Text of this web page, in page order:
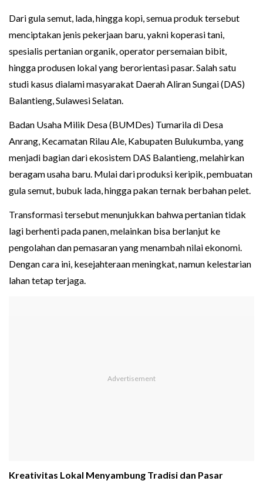
Dari gula semut, lada, hingga kopi, semua produk tersebut
menciptakan jenis pekerjaan baru, yakni koperasi tani,
spesialis pertanian organik, operator persemaian bibit,
hingga produsen lokal yang berorientasi pasar. Salah satu
studi kasus dialami masyarakat Daerah Aliran Sungai (DAS)
Balantieng, Sulawesi Selatan.
Badan Usaha Milik Desa (BUMDes) Tumarila di Desa
Anrang, Kecamatan Rilau Ale, Kabupaten Bulukumba, yang
menjadi bagian dari ekosistem DAS Balantieng, melahirkan
beragam usaha baru. Mulai dari produksi keripik, pembuatan
gula semut, bubuk lada, hingga pakan ternak berbahan pelet.
Transformasi tersebut menunjukkan bahwa pertanian tidak
lagi berhenti pada panen, melainkan bisa berlanjut ke
pengolahan dan pemasaran yang menambah nilai ekonomi.
Dengan cara ini, kesejahteraan meningkat, namun kelestarian
lahan tetap terjaga.
Kreativitas Lokal Menyambung Tradisi dan Pasar